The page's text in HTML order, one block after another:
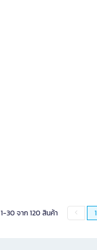
1-30 จาก 120 สินค้า 1